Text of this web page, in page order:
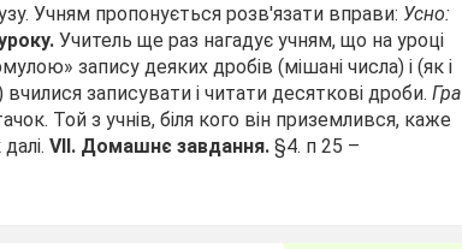
Учням пропонується розв'язати вправи: Усно:
Учитель ще раз нагадує учням, що на уроці
запису деяких дробів (мішані числа) і (як і
записувати і читати десят­кові дроби. Гра
Той з учнів, біля кого він приземлився, каже
VII. Домашнє завдання. §4. п 25 –